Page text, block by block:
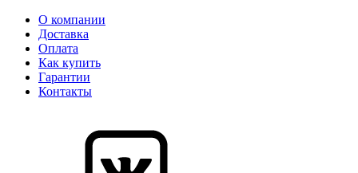
О компании
Доставка
Оплата
Как купить
Гарантии
Контакты